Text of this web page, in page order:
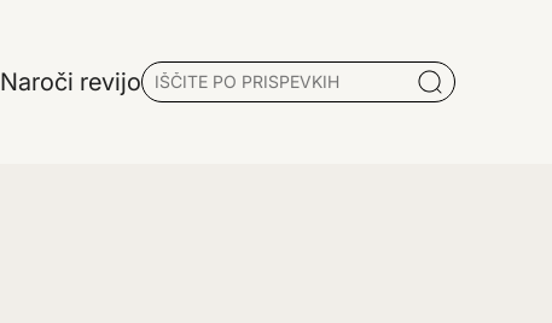
Naroči revijo